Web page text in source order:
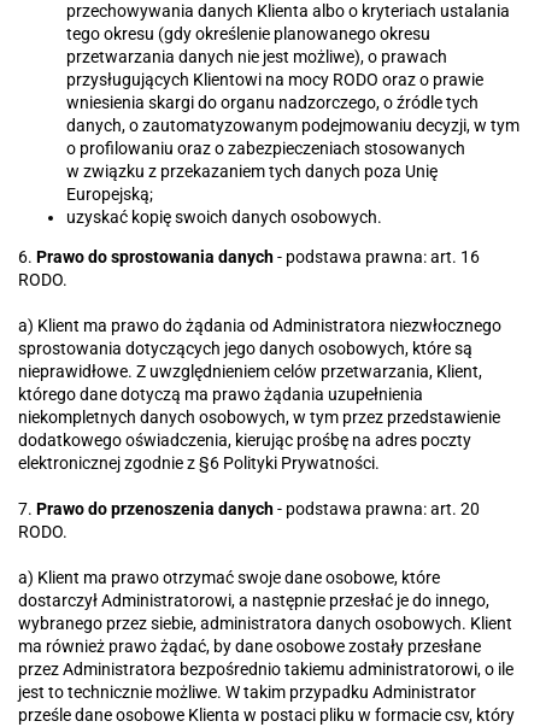
przechowywania danych Klienta albo o kryteriach ustalania
tego okresu (gdy określenie planowanego okresu
przetwarzania danych nie jest możliwe), o prawach
przysługujących Klientowi na mocy RODO oraz o prawie
wniesienia skargi do organu nadzorczego, o źródle tych
danych, o zautomatyzowanym podejmowaniu decyzji, w tym
o profilowaniu oraz o zabezpieczeniach stosowanych
w związku z przekazaniem tych danych poza Unię
Europejską;
uzyskać kopię swoich danych osobowych.
6. Prawo do sprostowania danych- podstawa prawna: art. 16
RODO.
a) Klient ma prawo do żądania od Administratora niezwłocznego
sprostowania dotyczących jego danych osobowych, które są
nieprawidłowe. Z uwzględnieniem celów przetwarzania, Klient,
którego dane dotyczą ma prawo żądania uzupełnienia
niekompletnych danych osobowych, w tym przez przedstawienie
dodatkowego oświadczenia, kierując prośbę na adres poczty
elektronicznej zgodnie z §6 Polityki Prywatności.
7. Prawo do przenoszenia danych- podstawa prawna: art. 20
RODO.
a) Klient ma prawo otrzymać swoje dane osobowe, które
dostarczył Administratorowi, a następnie przesłać je do innego,
wybranego przez siebie, administratora danych osobowych. Klient
ma również prawo żądać, by dane osobowe zostały przesłane
przez Administratora bezpośrednio takiemu administratorowi, o ile
jest to technicznie możliwe. W takim przypadku Administrator
prześle dane osobowe Klienta w postaci pliku w formacie csv, który